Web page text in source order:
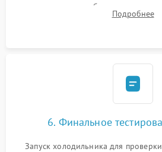
дозированным объемом
электронным весам. КонтрольПодробнее
6. Финальное
Запуск холодильника для